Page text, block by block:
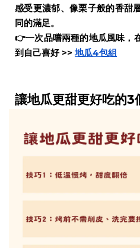
感受更濃郁、像栗子般的香甜
同的滿足。
👉一次品嚐兩種的地瓜風味，
到自己喜好 >>地瓜4包組
讓地瓜更甜更好吃的3